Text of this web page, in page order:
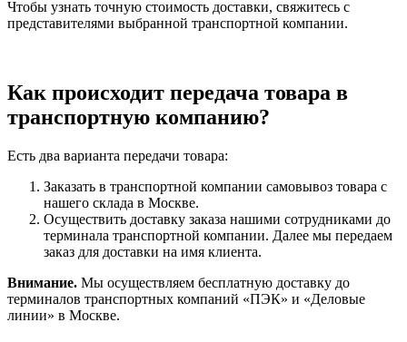
Чтобы узнать точную стоимость доставки, свяжитесь с
представителями выбранной транспортной компании.
Как происходит передача товара в
транспортную компанию?
Есть два варианта передачи товара:
Заказать в транспортной компании самовывоз товара с
нашего склада в Москве.
Осуществить доставку заказа нашими сотрудниками до
терминала транспортной компании. Далее мы передаем
заказ для доставки на имя клиента.
Внимание. Мы осуществляем бесплатную доставку до
терминалов транспортных компаний «ПЭК» и «Деловые
линии» в Москве.